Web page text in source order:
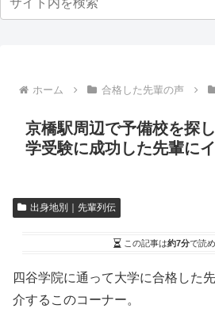
ホーム 合格した先輩の声
京橋駅周辺で予備校を探
学受験に成功した先輩に
出身地別｜先輩列伝
この記事は約7分で読
四谷学院に通って大学に合格した
介するこのコーナー。